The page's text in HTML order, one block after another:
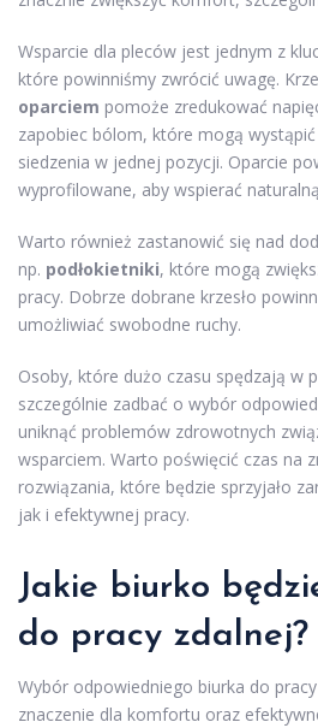
Wsparcie dla pleców jest jednym z
które powinniśmy zwrócić uwagę.
oparciem pomoże zredukować
zapobiec bólom, które mogą wystąpić
siedzenia w jednej pozycji. Oparcie
wyprofilowane, aby wspierać
Warto również zastanowić się nad
np. podłokietniki, które mogą
pracy. Dobrze dobrane krzesło
umożliwiać swobodne ruchy.
Osoby, które dużo czasu spędzają w
szczególnie zadbać o wybór
uniknąć problemów zdrowotnych
wsparciem. Warto poświęcić czas na
rozwiązania, które będzie sprzyjało
jak i efektywnej pracy.
Jakie biurko
do pracy zdalnej?
Wybór odpowiedniego biurka do
znaczenie dla komfortu oraz